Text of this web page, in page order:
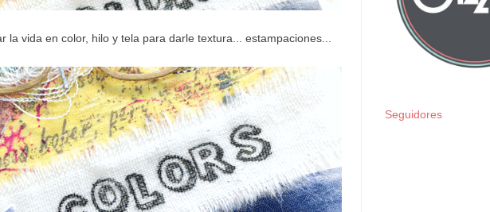
la vida en color, hilo y tela para darle textura... estampaciones...
Seguidores